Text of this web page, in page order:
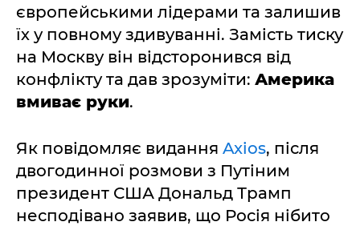
європейськими лідерами та залишив
їх у повному здивуванні. Замість тиску
на Москву він відсторонився від
конфлікту та дав зрозуміти: Америка
вмиває руки.
Як повідомляє видання Axios, після
двогодинної розмови з Путіним
президент США Дональд Трамп
несподівано заявив, що Росія нібито